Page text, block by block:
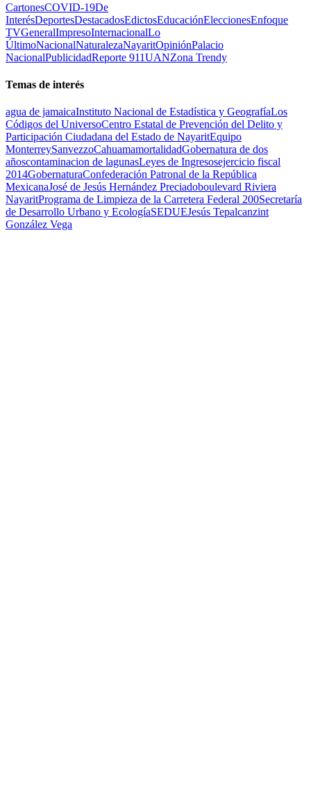
CartonesCOVID-19De
InterésDeportesDestacadosEdictosEducaciónEleccionesEnfoque
TVGeneralImpresoInternacionalLo
ÚltimoNacionalNaturalezaNayaritOpiniónPalacio
NacionalPublicidadReporte 911UANZona Trendy
Temas de interés
agua de jamaicaInstituto Nacional de Estadística y GeografíaLos
Códigos del UniversoCentro Estatal de Prevención del Delito y
Participación Ciudadana del Estado de NayaritEquipo
MonterreySanvezzoCahuamamortalidadGobernatura de dos
añoscontaminacion de lagunasLeyes de Ingresosejercicio fiscal
2014GobernaturaConfederación Patronal de la República
MexicanaJosé de Jesús Hernández Preciadoboulevard Riviera
NayaritPrograma de Limpieza de la Carretera Federal 200Secretaría
de Desarrollo Urbano y EcologíaSEDUEJesús Tepalcanzint
González Vega